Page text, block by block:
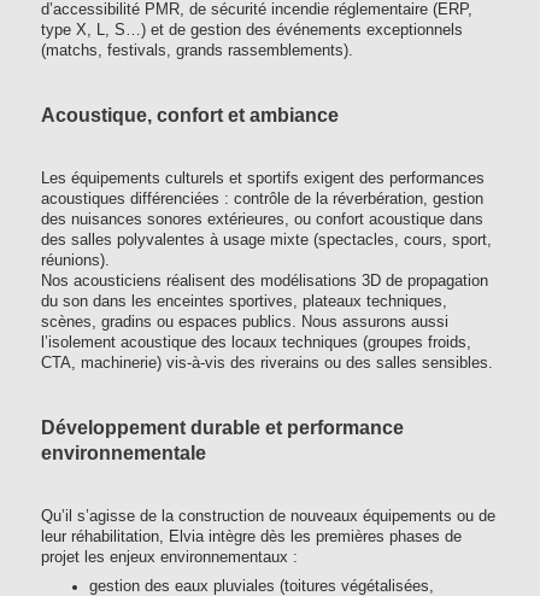
d’accessibilité PMR, de sécurité incendie réglementaire (ERP,
type X, L, S…) et de gestion des événements exceptionnels
(matchs, festivals, grands rassemblements).
Acoustique, confort et ambiance
Les équipements culturels et sportifs exigent des performances
acoustiques différenciées : contrôle de la réverbération, gestion
des nuisances sonores extérieures, ou confort acoustique dans
des salles polyvalentes à usage mixte (spectacles, cours, sport,
réunions).
Nos acousticiens réalisent des modélisations 3D de propagation
du son dans les enceintes sportives, plateaux techniques,
scènes, gradins ou espaces publics. Nous assurons aussi
l’isolement acoustique des locaux techniques (groupes froids,
CTA, machinerie) vis-à-vis des riverains ou des salles sensibles.
Développement durable et performance
environnementale
Qu’il s’agisse de la construction de nouveaux équipements ou de
leur réhabilitation, Elvia intègre dès les premières phases de
projet les enjeux environnementaux :
gestion des eaux pluviales (toitures végétalisées,